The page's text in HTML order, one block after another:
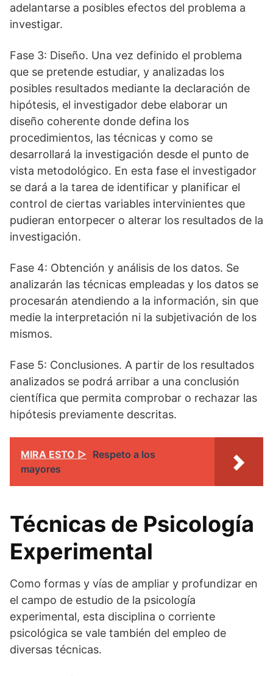
adelantarse a posibles efectos del problema a
investigar.
Fase 3: Diseño. Una vez definido el problema
que se pretende estudiar, y analizadas los
posibles resultados mediante la declaración de
hipótesis, el investigador debe elaborar un
diseño coherente donde defina los
procedimientos, las técnicas y como se
desarrollará la investigación desde el punto de
vista metodológico. En esta fase el investigador
se dará a la tarea de identificar y planificar el
control de ciertas variables intervinientes que
pudieran entorpecer o alterar los resultados de la
investigación.
Fase 4: Obtención y análisis de los datos. Se
analizarán las técnicas empleadas y los datos se
procesarán atendiendo a la información, sin que
medie la interpretación ni la subjetivación de los
mismos.
Fase 5: Conclusiones. A partir de los resultados
analizados se podrá arribar a una conclusión
científica que permita comprobar o rechazar las
hipótesis previamente descritas.
MIRA ESTO ▷ Respeto a los
mayores
Técnicas de Psicología
Experimental
Como formas y vías de ampliar y profundizar en
el campo de estudio de la psicología
experimental, esta disciplina o corriente
psicológica se vale también del empleo de
diversas técnicas.